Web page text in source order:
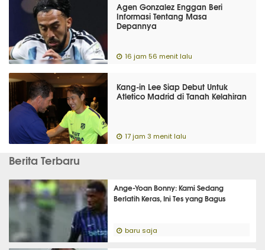
Agen Gonzalez Enggan Beri
Informasi Tentang Masa
Depannya
16 jam 56 menit lalu
Kang-in Lee Siap Debut Untuk
Atletico Madrid di Tanah Kelahiran
17 jam 3 menit lalu
Berita Terbaru
Ange-Yoan Bonny: Kami Sedang
Berlatih Keras, Ini Tes yang Bagus
baru saja